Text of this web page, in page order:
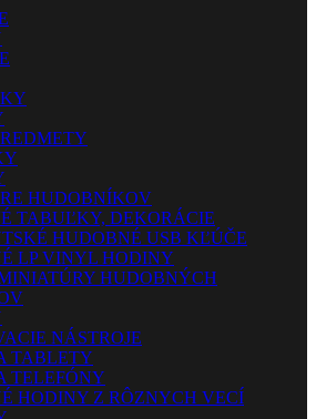
HUDOBNÍKOV
TABUĽKY, DEKORÁCIE
HUDOBNÉ USB KĽÚČE
LP VINYL HODINY
HUDOBNÝCH
NÁSTROJE
TABLETY
TELEFÓNY
HODINY Z RÔZNYCH VECÍ